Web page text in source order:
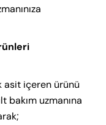
asit içeren ürünü
uzmanına